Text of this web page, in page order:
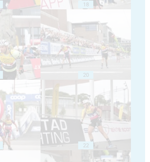
18
20
22